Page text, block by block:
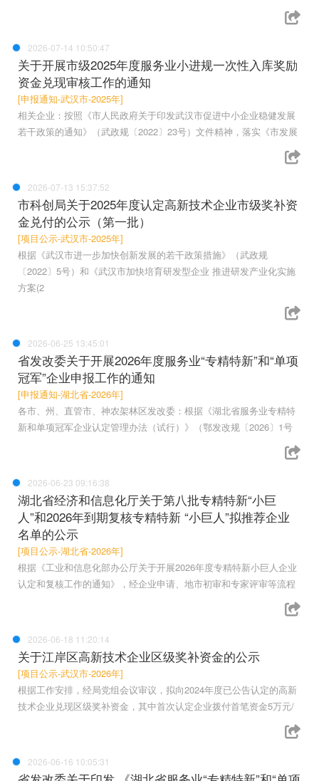
2026-07-14 10:50:47
关于开展市级2025年度服务业小进规一次性入库奖励
资金兑现审核工作的通知
[申报通知-武汉市-2025年]
相关企业：按照《市人民政府关于印发武汉市促进中小企业稳健发展
若干政策的通知》（武政规〔2022〕23号）文件精神，落实《市发展
2026-07-13 15:37:52
市科创局关于2025年度认定高新技术企业市级奖补资
金兑付的公示（第一批）
[项目公示-武汉市-2025年]
根据《武汉市进一步加快创新发展的若干政策措施》（武政规
〔2022〕5号）和《武汉市加快培育研发型企业 推进研发产业化实施
方案(2
2026-06-25 13:45:01
省发改委关于开展2026年度服务业“专精特新”和“单项
冠军”企业申报工作的通知
[申报通知-湖北省-2026年]
各市、州、直管市、神农架林区发改委：根据《湖北省服务业专精特
新和单项冠军企业认定管理办法（试行）》（鄂发改规〔2026〕1号
2026-06-23 09:16:38
湖北省经济和信息化厅关于第八批专精特新“小巨
人”和2026年到期复核专精特新 “小巨人”拟推荐企业
名单的公示
[项目公示-湖北省-2026年]
根据《工业和信息化部办公厅关于开展2026年度专精特新小巨人企业
认定和复核工作的通知》，经企业申请、地市初审和专家评审等流程
2026-06-18 11:20:14
关于江岸区高新技术企业区级奖补资金的公示
[项目公示-武汉市-2026年]
根据工作安排，经局党组会议审议，拟向2024年度已公告认定的高新
技术企业兑现区级奖补资金，其中首次认定企业拨付首笔资金5万元/
2026-06-16 10:05:31